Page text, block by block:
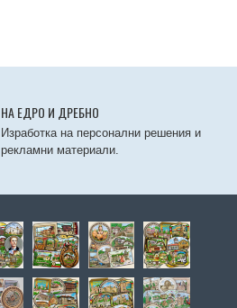
НА ЕДРО И ДРЕБНО
Изработка на персонални решения и
рекламни материали.